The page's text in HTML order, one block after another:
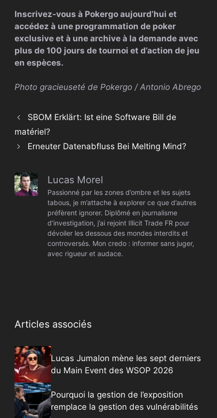
Inscrivez-vous à Pokergo aujourd’hui et
accédez à une programmation de poker
exclusive et à une archive à la demande avec
plus de 100 jours de tournoi et d’action de jeu
en espèces.
Photo gracieuseté de Pokergo / Antonio Abrego
SBOM Erklärt: Ist eine Software Bill de
matériel?
Erneuter Datenabfluss Bei Melting Mind?
Lucas Morel
Passionné par les zones d’ombre et les sujets
tabous, je m’attache à explorer ce que d’autres
préfèrent ignorer. Diplômé en journalisme
d’investigation, j’ai rejoint Illicit Trade FR pour
dévoiler les dessous des mondes interdits et
controversés. Mon credo : informer sans juger,
avec rigueur et audace.
Articles associés
Lucas Jumalon mène les sept derniers
du Main Event des WSOP 2026
Pourquoi la gestion de l’exposition
remplace la gestion des vulnérabilités